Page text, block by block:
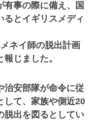
有事の際に備え、国
るとイギリスメディ
ネイ師の脱出計画
じました。
治安部隊が命令に従
して、家族や側近20
脱出を図るとしてい